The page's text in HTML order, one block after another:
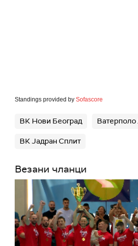
Standings provided by Sofascore
ВК Нови Београд
ВК Јадран Сплит
Везани чланци